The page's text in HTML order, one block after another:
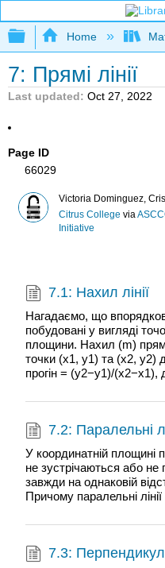
Expand/
Home
7: Прямі лінії
Last updated Oct 27, 2022
Page ID
66029
Victoria Dominguez,
Citrus College via
Initiative
7.1: Нахил лінії
Нагадаємо, що
побудовані у вигляді
площини. Нахил (m)
точки (x1, y1) та (x2, y2)
прогін = (y2−y1)/(x2−x1),
7.2: Паралельні
У координатній площині
не зустрічаються або
завжди на однаковій
Причому паралельні
7.3: